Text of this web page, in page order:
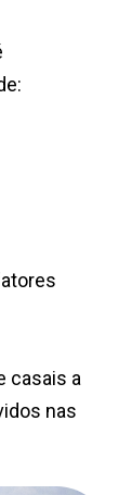
casais a
nas